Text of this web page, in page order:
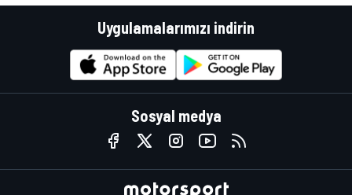
Uygulamalarımızı indirin
Sosyal medya